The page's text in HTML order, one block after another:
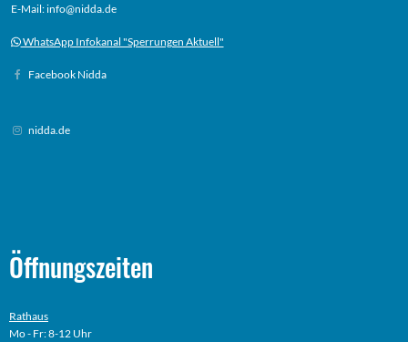
E-Mail: info@nidda.de
WhatsApp Infokanal "Sperrungen Aktuell"
Facebook Nidda
nidda.de
Öffnungszeiten
Rathaus
Mo - Fr: 8-12 Uhr